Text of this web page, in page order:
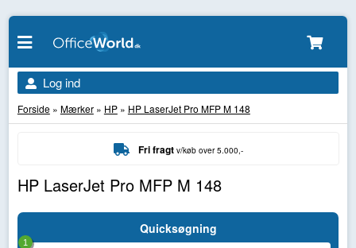
Log ind
Forside» Mærker» HP» HP LaserJet Pro MFP M 148
Fri fragt v/køb over 5.000,-
HP LaserJet Pro MFP M 148
Quicksøgning
1